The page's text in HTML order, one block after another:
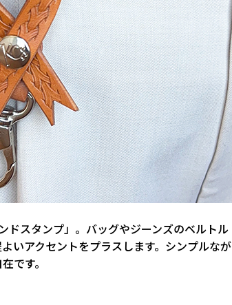
ドスタンプ」。バッグやジーンズのベルトル
いアクセントをプラスします。シンプルなが
です。